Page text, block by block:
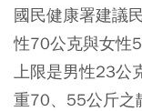
國民健康署建議
性70公克與女性
上限是男性23公
重70、55公斤之